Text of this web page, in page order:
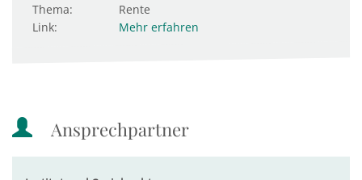
Thema:
Rente
Link:
Mehr erfahren
Ansprechpartner